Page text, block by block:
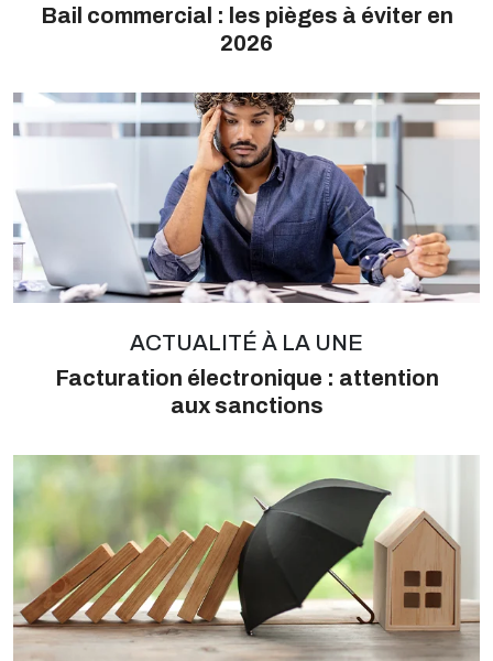
Bail commercial : les pièges à éviter en
2026
ACTUALITÉ À LA UNE
Facturation électronique : attention
aux sanctions